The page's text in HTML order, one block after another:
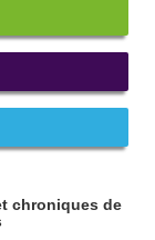
chroniques de